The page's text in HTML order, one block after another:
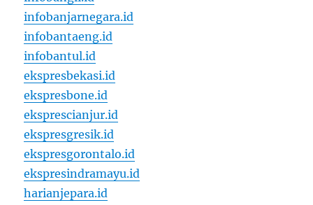
infobanjarnegara.id
infobantaeng.id
infobantul.id
ekspresbekasi.id
ekspresbone.id
eksprescianjur.id
ekspresgresik.id
ekspresgorontalo.id
ekspresindramayu.id
harianjepara.id